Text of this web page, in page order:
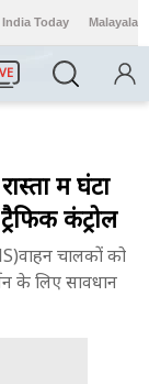
India Today Malayalam
में घंटों
कंट्रोल
चालकों को
के लिए सावधान